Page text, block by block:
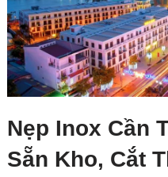
Nẹp Inox Cần
Sẵn Kho, Cắt